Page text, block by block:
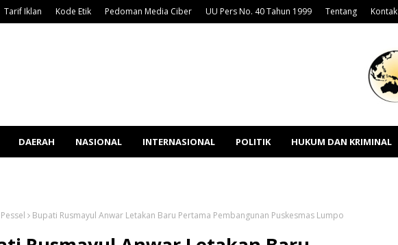
Tarif Iklan Kode Etik Pedoman Media Ciber UU Pers No. 40 Tahun 1999 Tentang Kontak
DAERAH NASIONAL INTERNASIONAL POLITIK HUKUM DAN KRIMINAL
Pessel Bupati Rusmayul Anwar Letakan Baru Pertama Pembangunan Puskesmas Lumpo